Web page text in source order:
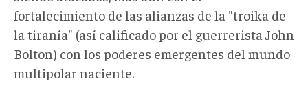
fortalecimiento de las alianzas de la "troika de
la tiranía" (así calificado por el guerrerista John
Bolton) con los poderes emergentes del mundo
multipolar naciente.